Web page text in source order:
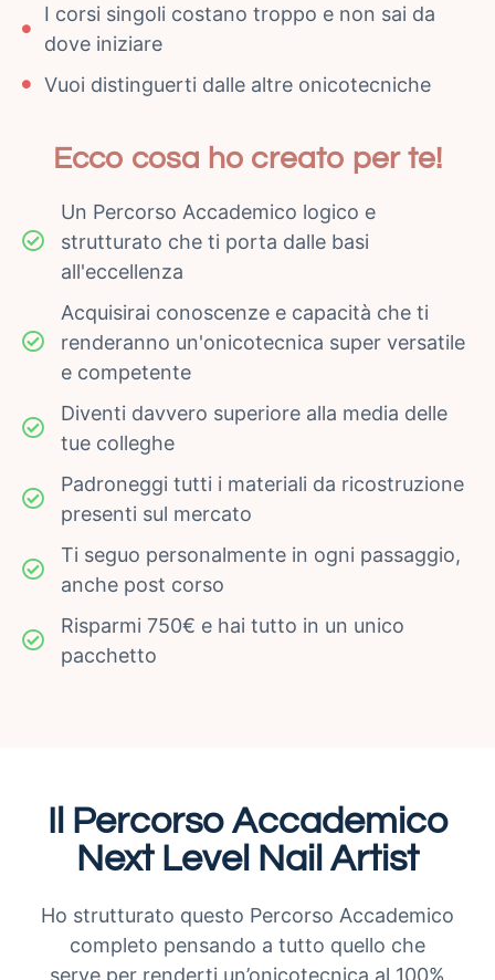
I corsi singoli costano troppo e non sai da
dove iniziare
Vuoi distinguerti dalle altre onicotecniche
Ecco cosa ho creato per te!
Un Percorso Accademico logico e
strutturato che ti porta dalle basi
all'eccellenza
Acquisirai conoscenze e capacità che ti
renderanno un'onicotecnica super versatile
e competente
Diventi davvero superiore alla media delle
tue colleghe
Padroneggi tutti i materiali da ricostruzione
presenti sul mercato
Ti seguo personalmente in ogni passaggio,
anche post corso
Risparmi 750€ e hai tutto in un unico
pacchetto
Il Percorso Accademico
Next Level Nail Artist
Ho strutturato questo Percorso Accademico
completo pensando a tutto quello che
serve per renderti un’onicotecnica al 100%